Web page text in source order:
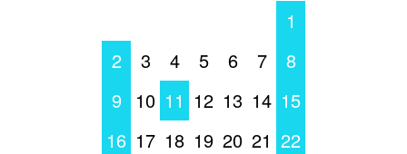
1
2
3 4 5 6 7
8
9
10 11 12 13 14 15
16 17 18 19 20 21 22